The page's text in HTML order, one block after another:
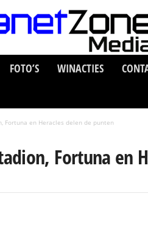
FOTO’S WINACTIES
Fortuna en Heracles delen de punten
Fortuna en